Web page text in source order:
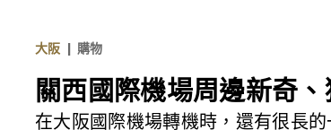
大阪 | 購物
關西國際機場周邊新奇
在大阪國際機場轉機時，還有很長